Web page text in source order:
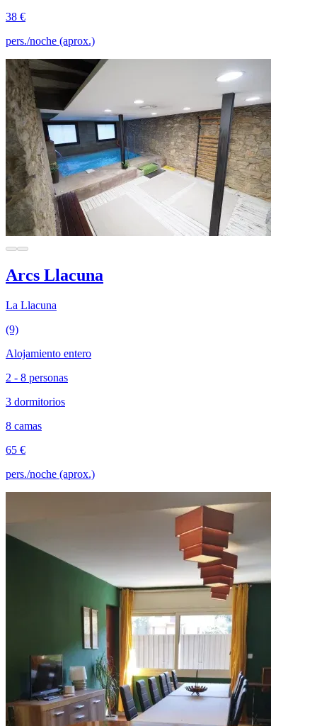
38 €
pers./noche (aprox.)
Arcs Llacuna
La Llacuna
(9)
Alojamiento entero
2 - 8 personas
3 dormitorios
8 camas
65 €
pers./noche (aprox.)